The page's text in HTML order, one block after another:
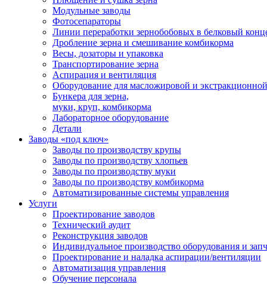
Модульные заводы
Фотосепараторы
Линии переработки зернобобовых в белковый
Дробление зерна и смешивание комбикорма
Весы, дозаторы и упаковка
Транспортирование зерна
Аспирация и вентиляция
Оборудование для масложировой и
Бункера для зерна,
муки, круп, комбикорма
Лабораторное оборудование
Детали
Заводы «под ключ»
Заводы по производству крупы
Заводы по производству хлопьев
Заводы по производству муки
Заводы по производству комбикорма
Автоматизированные системы управления
Услуги
Проектирование заводов
Технический аудит
Реконструкция заводов
Индивидуальное производство оборудования и
Проектирование и наладка аспирации/вентиляции
Автоматизация управления
Обучение персонала